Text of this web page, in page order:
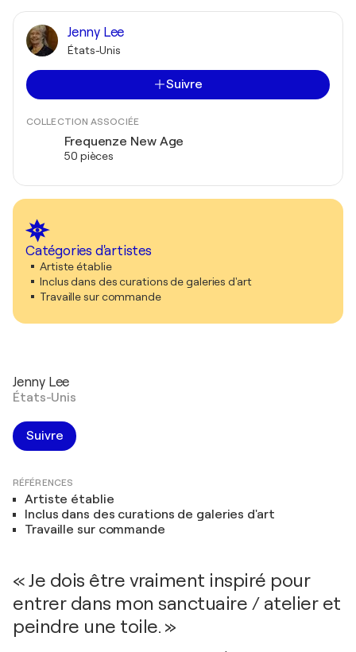
Jenny Lee
États-Unis
Suivre
COLLECTION ASSOCIÉE
Frequenze New Age
50 pièces
Catégories d'artistes
Artiste établie
Inclus dans des curations de galeries d'art
Travaille sur commande
Jenny Lee
États-Unis
Suivre
RÉFÉRENCES
Artiste établie
Inclus dans des curations de galeries d'art
Travaille sur commande
« Je dois être vraiment inspiré pour
entrer dans mon sanctuaire / atelier et
peindre une toile. »